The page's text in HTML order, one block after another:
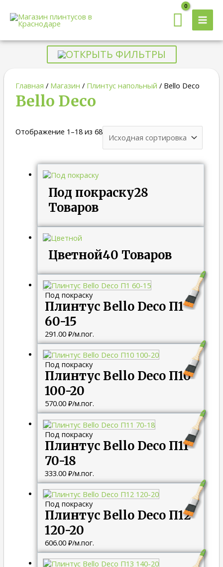
Главная / Магазин / Плинтус напольный / Bello Deco
Bello Deco
Отображение 1–18 из 68
Под покраску28
Товаров
Цветной40 Товаров
Под покраску
Плинтус Bello Deco П1
60-15
291.00 ₽/м.пог.
Под покраску
Плинтус Bello Deco П10
100-20
570.00 ₽/м.пог.
Под покраску
Плинтус Bello Deco П11
70-18
333.00 ₽/м.пог.
Под покраску
Плинтус Bello Deco П12
120-20
606.00 ₽/м.пог.
ОТКРЫТЬ ФИЛЬТРЫ